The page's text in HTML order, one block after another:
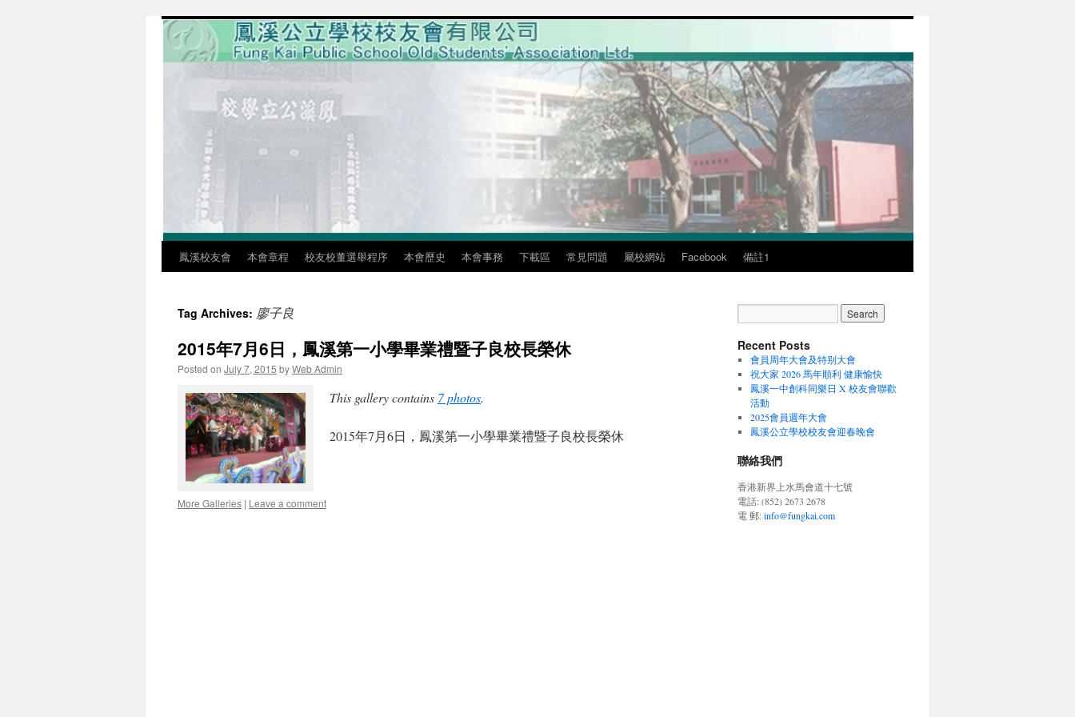
鳳溪校友會 本會章程 校友校董選舉程序 本會歷史 本會事務 下載區 常見問題 屬校網站 Facebook 備註1
Tag Archives: 廖子良
2015年7月6日，鳳溪第一小學畢業禮暨子良校長榮休
Posted on July 7, 2015 byWeb Admin
This gallery contains 7 photos.
2015年7月6日，鳳溪第一小學畢業禮暨子良校長榮休
More Galleries | Leave a comment
Recent Posts
會員周年大會及特别大會
祝大家 2026 馬年順利 健康愉快
鳳溪一中創科同樂日 X 校友會聯歡
活動
2025會員週年大會
鳳溪公立學校校友會迎春晚會
聯絡我們
香港新界上水馬會道十七號
電話: (852) 2673 2678
電 郵:info@fungkai.com